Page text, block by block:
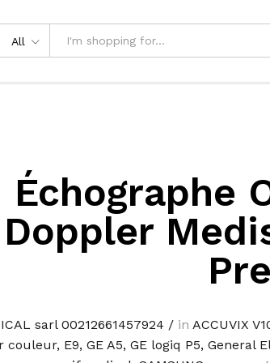
All
Échographe
Doppler
sarl 00212661457924 /in ACCUVIX
couleur, E9, GE A5, GE logiq P5, General